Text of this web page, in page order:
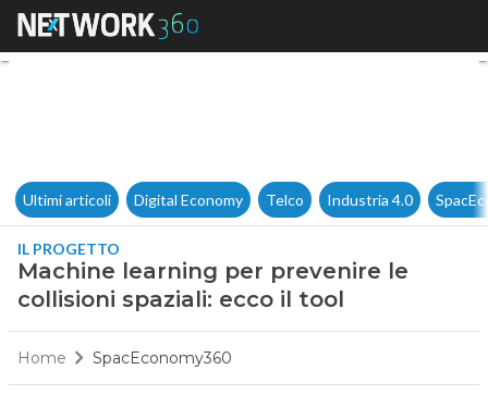
Machine learning per
Ultimi articoli Digital Economy Telco Industria 4.0
IL PROGETTO
Machine learning per prevenire le
collisioni spaziali: ecco il tool
Home SpacEconomy360